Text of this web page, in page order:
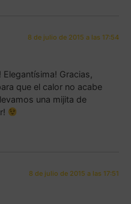
8 de julio de 2015 a las 17:54
Gracias,
que el calor no acabe
una mijita de
8 de julio de 2015 a las 17:51